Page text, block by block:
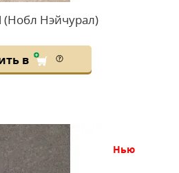
(Нобл Нэйчурал)
в
нью